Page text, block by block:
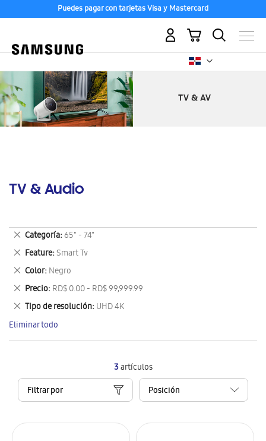
Puedes pagar con tarjetas Visa y Mastercard
Mi carrito
TV & Audio
3artículos
Filtrar por
Categoría 65" - 74"
Eliminar
este
artículo
Feature Smart Tv
Eliminar
este
artículo
Color Negro
Eliminar
este
artículo
Precio RD$ 0.00 - RD$ 99,999.99
Eliminar
este
artículo
Tipo de resolución UHD 4K
Eliminar
este
artículo
Eliminar todo